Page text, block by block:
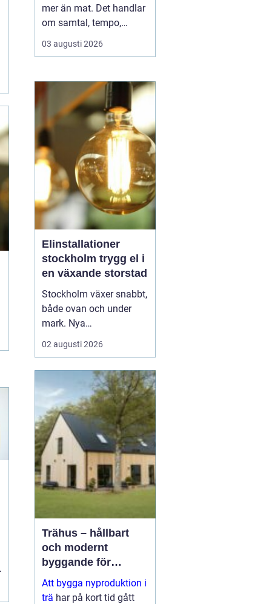
mer än mat. Det handlar
om samtal, tempo,
ljudnivå och känslan av
att tiden kan få stanna
tapas blivit ett naturligt
inslag i kvarterslivet, där
barer och restauranger
blandas med små
butiker och bost...
03 augusti 2026
Elinstallationer
stockholm trygg el i
en växande storstad
Stockholm växer snabbt,
både ovan och under
mark. Nya
bostadsområden tar
form, äldre fastigheter
på hållbara lösningar blir
allt högre. Mitt i den
utvecklingen spelar
elinstallationer en
avgörande roll. En
genomtänkt elinstallat...
02 augusti 2026
Trähus – hållbart
och modernt
byggande för
framtiden
Att bygga nyproduktion i
trä har på kort tid gått